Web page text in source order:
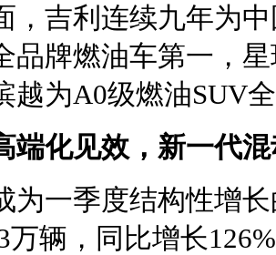
，吉利连续九年为
品牌燃油车第一，
越为A0级燃油SUV
端化见效，新一代
为一季度结构性增
万辆，同比增长